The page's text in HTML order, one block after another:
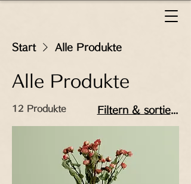
Start Alle Produkte
Alle Produkte
12 Produkte Filtern & sortieren